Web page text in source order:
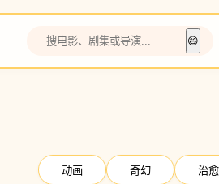
😄
动画 奇幻 治愈